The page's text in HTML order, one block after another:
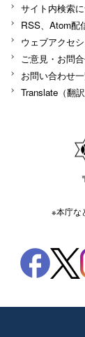
サイト内検索
RSS、Atom配
ウェブアクセ
ご意見・お問
お問い合わせ
Translate（翻訳
※本庁な